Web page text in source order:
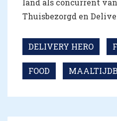
Thuisbezorgd en
DELIVERY HERO
FOOD